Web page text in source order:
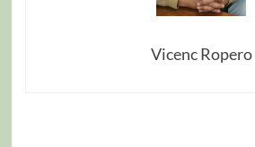
Vicenc Ropero